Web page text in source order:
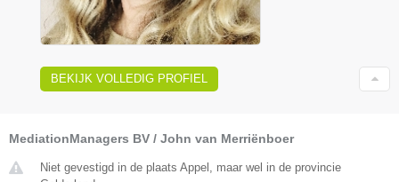
BEKIJK VOLLEDIG PROFIEL
MediationManagers BV / John van Merriënboer
Niet gevestigd in de plaats Appel, maar wel in de provincie